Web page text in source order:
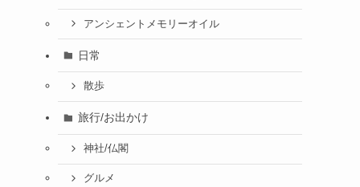
アンシェントメモリーオイル
日常
散歩
旅行/お出かけ
神社/仏閣
グルメ